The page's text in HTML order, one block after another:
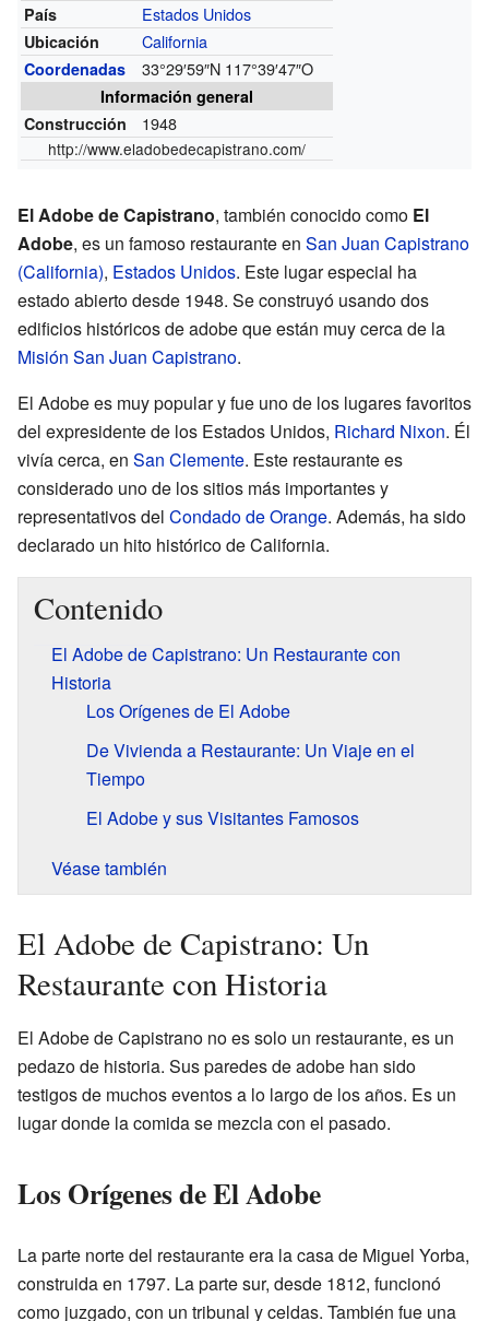
País
Estados Unidos
Ubicación California
Coordenadas 33°29′59″N 117°39′47″O
Información general
Construcción
1948
http://www.eladobedecapistrano.com/
El Adobe de Capistrano, también conocido como El
Adobe, es un famoso restaurante en San Juan Capistrano
(California), Estados Unidos. Este lugar especial ha
estado abierto desde 1948. Se construyó usando dos
edificios históricos de adobe que están muy cerca de la
Misión San Juan Capistrano.
El Adobe es muy popular y fue uno de los lugares favoritos
del expresidente de los Estados Unidos, Richard Nixon. Él
vivía cerca, en San Clemente. Este restaurante es
considerado uno de los sitios más importantes y
representativos del Condado de Orange. Además, ha sido
declarado un hito histórico de California.
Contenido
El Adobe de Capistrano: Un Restaurante con
Historia
Los Orígenes de El Adobe
De Vivienda a Restaurante: Un Viaje en el
Tiempo
El Adobe y sus Visitantes Famosos
Véase también
El Adobe de Capistrano: Un
Restaurante con Historia
El Adobe de Capistrano no es solo un restaurante, es un
pedazo de historia. Sus paredes de adobe han sido
testigos de muchos eventos a lo largo de los años. Es un
lugar donde la comida se mezcla con el pasado.
Los Orígenes de El Adobe
La parte norte del restaurante era la casa de Miguel Yorba,
construida en 1797. La parte sur, desde 1812, funcionó
como juzgado, con un tribunal y celdas. También fue una